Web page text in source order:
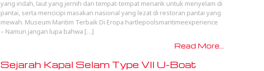
yang indah, laut yang jernih dan tempat-tempat menarik untuk menyelam di
pantai, serta mencicipi masakan nasional yang lezat di restoran pantai yang
mewah. Museum Maritim Terbaik Di Eropa hartlepoolsmaritimeexperience
– Namun jangan lupa bahwa […]
Read More...
Sejarah Kapal Selam Type VII U-Boat